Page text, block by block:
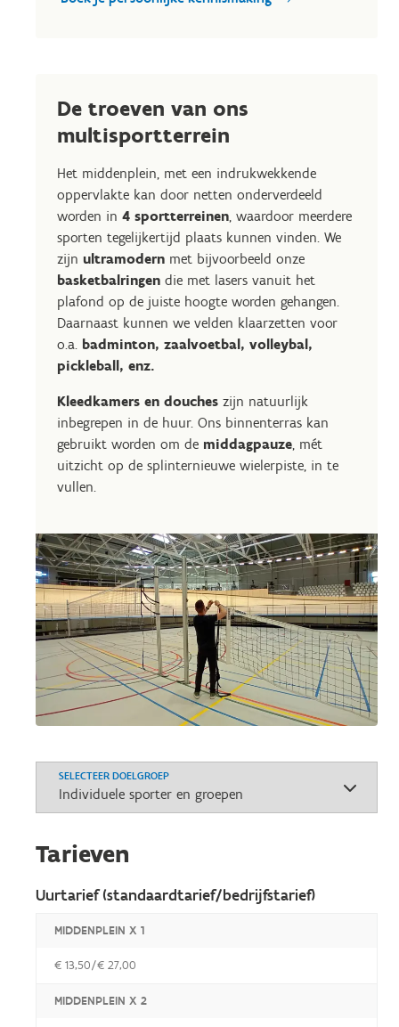
De troeven van ons
multisportterrein
Het middenplein, met een indrukwekkende
oppervlakte kan door netten onderverdeeld
worden in 4 sportterreinen, waardoor meerdere
sporten tegelijkertijd plaats kunnen vinden. We
zijn ultramodern met bijvoorbeeld onze
basketbalringen die met lasers vanuit het
plafond op de juiste hoogte worden gehangen.
Daarnaast kunnen we velden klaarzetten voor
o.a. badminton, zaalvoetbal, volleybal,
pickleball, enz.
Kleedkamers en douches zijn natuurlijk
inbegrepen in de huur. Ons binnenterras kan
gebruikt worden om de middagpauze, mét
uitzicht op de splinternieuwe wielerpiste, in te
vullen.
SELECTEER DOELGROEP
Tarieven
Uurtarief (standaardtarief/bedrijfstarief)
MIDDENPLEIN X 1
€ 13,50/€ 27,00
MIDDENPLEIN X 2